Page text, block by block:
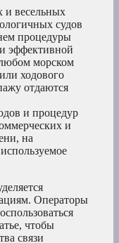
и весельных
судов
процедуры
эффективной
морском
ходового
отдаются
и процедур
и
на
Операторы
чтобы
связи